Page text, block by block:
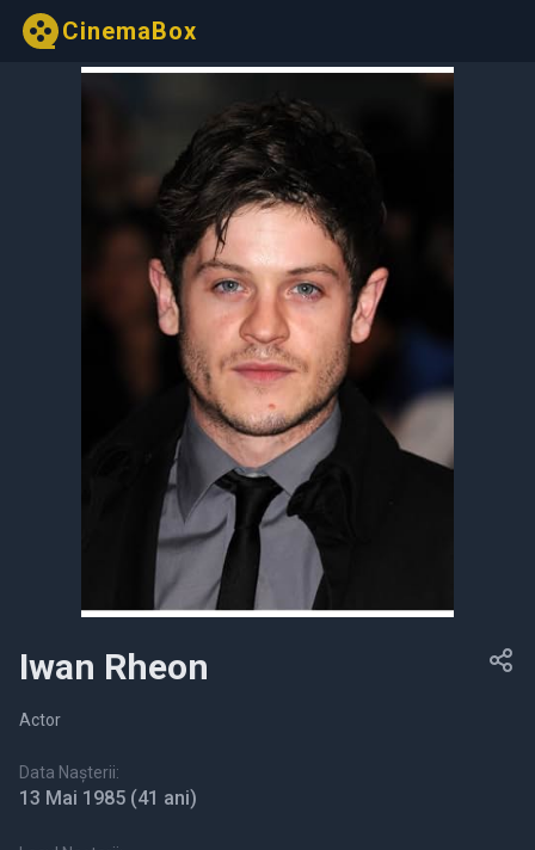
CinemaBox
Iwan Rheon
Actor
Data Nașterii:
13 Mai 1985 (41 ani)